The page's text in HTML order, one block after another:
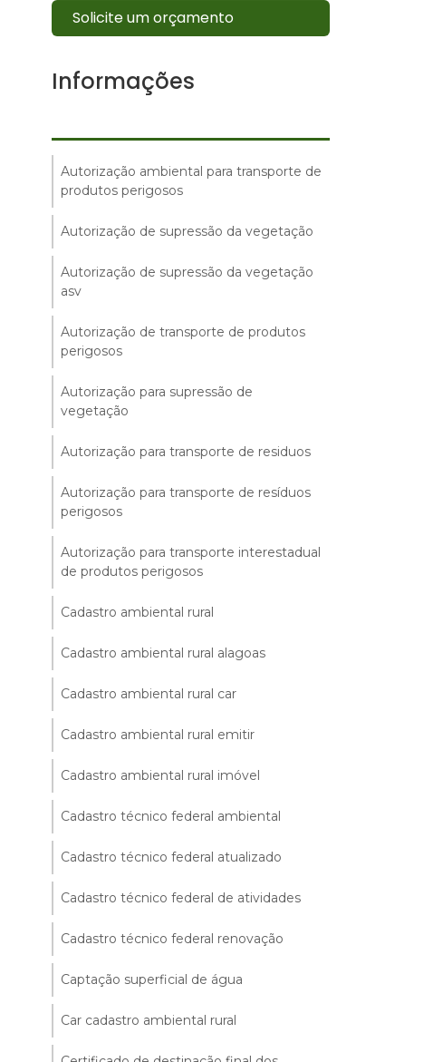
Solicite um orçamento
Informações
Autorização ambiental para transporte de
produtos perigosos
Autorização de supressão da vegetação
Autorização de supressão da vegetação
asv
Autorização de transporte de produtos
perigosos
Autorização para supressão de
vegetação
Autorização para transporte de residuos
Autorização para transporte de resíduos
perigosos
Autorização para transporte interestadual
de produtos perigosos
Cadastro ambiental rural
Cadastro ambiental rural alagoas
Cadastro ambiental rural car
Cadastro ambiental rural emitir
Cadastro ambiental rural imóvel
Cadastro técnico federal ambiental
Cadastro técnico federal atualizado
Cadastro técnico federal de atividades
Cadastro técnico federal renovação
Captação superficial de água
Car cadastro ambiental rural